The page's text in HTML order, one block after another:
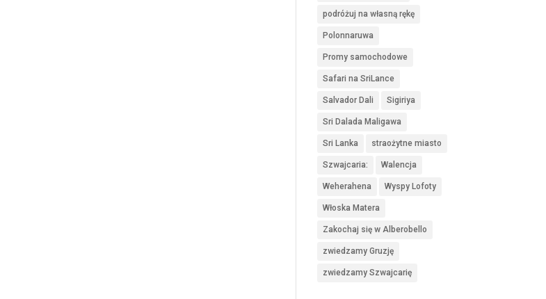
podróżuj na własną rękę
Polonnaruwa
Promy samochodowe
Safari na SriLance
Salvador Dali Sigiriya
Sri Dalada Maligawa
Sri Lanka straożytne miasto
Szwajcaria: Walencja
Weherahena Wyspy Lofoty
Włoska Matera
Zakochaj się w Alberobello
zwiedzamy Gruzję
zwiedzamy Szwajcarię